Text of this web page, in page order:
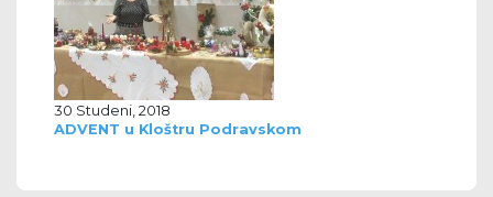
30 Studeni, 2018
ADVENT u Kloštru Podravskom